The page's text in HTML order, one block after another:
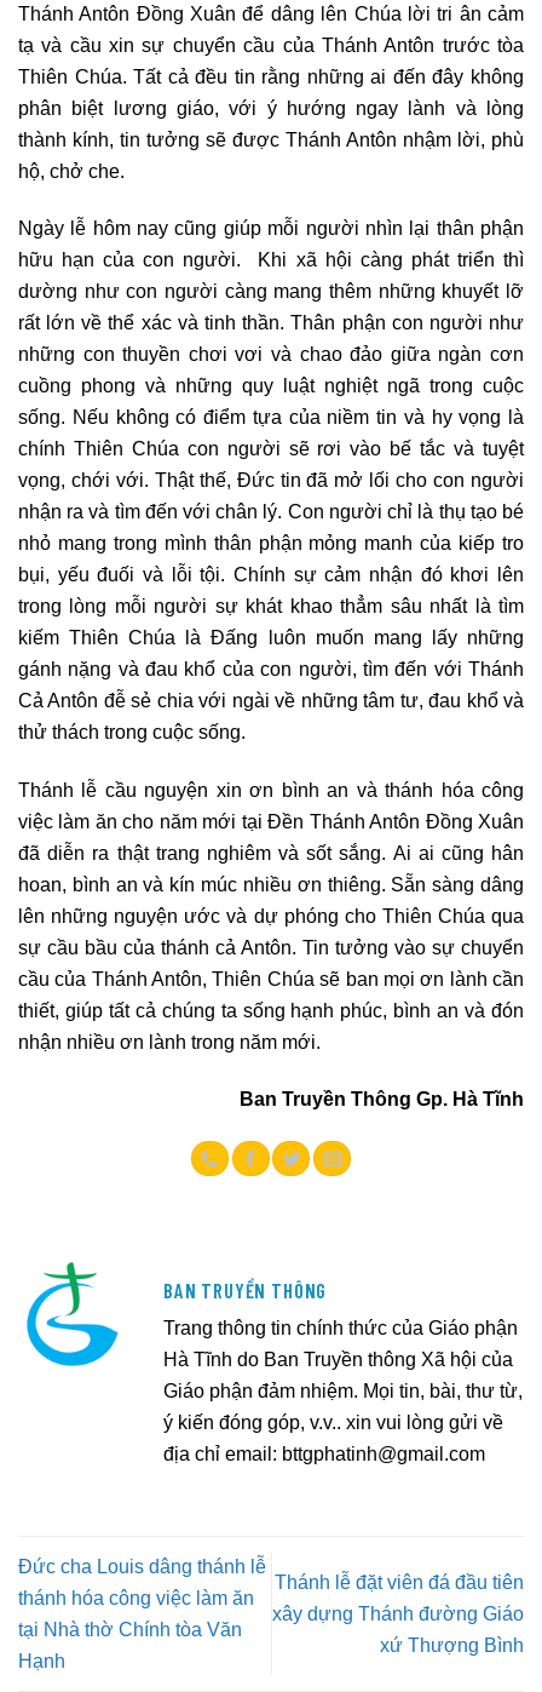
Thánh Antôn Đồng Xuân để dâng lên Chúa lời tri ân cảm
tạ và cầu xin sự chuyển cầu của Thánh Antôn trước tòa
Thiên Chúa. Tất cả đều tin rằng những ai đến đây không
phân biệt lương giáo, với ý hướng ngay lành và lòng
thành kính, tin tưởng sẽ được Thánh Antôn nhậm lời, phù
hộ, chở che.
Ngày lễ hôm nay cũng giúp mỗi người nhìn lại thân phận
hữu hạn của con người. Khi xã hội càng phát triển thì
dường như con người càng mang thêm những khuyết lỡ
rất lớn về thể xác và tinh thần. Thân phận con người như
những con thuyền chơi vơi và chao đảo giữa ngàn cơn
cuồng phong và những quy luật nghiệt ngã trong cuộc
sống. Nếu không có điểm tựa của niềm tin và hy vọng là
chính Thiên Chúa con người sẽ rơi vào bế tắc và tuyệt
vọng, chới với. Thật thế, Đức tin đã mở lối cho con người
nhận ra và tìm đến với chân lý. Con người chỉ là thụ tạo bé
nhỏ mang trong mình thân phận mỏng manh của kiếp tro
bụi, yếu đuối và lỗi tội. Chính sự cảm nhận đó khơi lên
trong lòng mỗi người sự khát khao thẳm sâu nhất là tìm
kiếm Thiên Chúa là Đấng luôn muốn mang lấy những
gánh nặng và đau khổ của con người, tìm đến với Thánh
Cả Antôn đễ sẻ chia với ngài về những tâm tư, đau khổ và
thử thách trong cuộc sống.
Thánh lễ cầu nguyện xin ơn bình an và thánh hóa công
việc làm ăn cho năm mới tại Đền Thánh Antôn Đồng Xuân
đã diễn ra thật trang nghiêm và sốt sắng. Ai ai cũng hân
hoan, bình an và kín múc nhiều ơn thiêng. Sẵn sàng dâng
lên những nguyện ước và dự phóng cho Thiên Chúa qua
sự cầu bầu của thánh cả Antôn. Tin tưởng vào sự chuyển
cầu của Thánh Antôn, Thiên Chúa sẽ ban mọi ơn lành cần
thiết, giúp tất cả chúng ta sống hạnh phúc, bình an và đón
nhận nhiều ơn lành trong năm mới.
Ban Truyền Thông Gp. Hà Tĩnh
BAN TRUYỀN THÔNG
Trang thông tin chính thức của Giáo phận
Hà Tĩnh do Ban Truyền thông Xã hội của
Giáo phận đảm nhiệm. Mọi tin, bài, thư từ,
ý kiến đóng góp, v.v.. xin vui lòng gửi về
địa chỉ email: bttgphatinh@gmail.com
Đức cha Louis dâng thánh lễ
thánh hóa công việc làm ăn
tại Nhà thờ Chính tòa Văn
Hạnh
Thánh lễ đặt viên đá đầu tiên
xây dựng Thánh đường Giáo
xứ Thượng Bình